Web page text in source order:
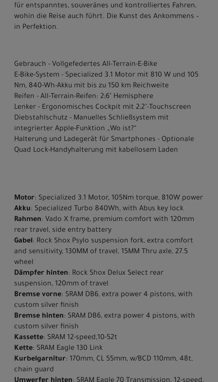
für entspanntes, souveränes und kontrolliertes Fahren,
wohin die Reise auch führt. Die Kunst des Ankommens –
in Perfektion.
Gebrauch - Vollgefedertes All-Terrain-E-Bike
E-Bike-System - Specialized 3.1 Motor mit 810 W und 105
Nm, 840-Wh-Akku mit bis zu 150 km Reichweite
Reifen - All-Terrain-Reifen: 2;6" Hemisphere
Lenker - Ergonomisches Cockpit mit 2;2"-Touchscreen
Diebstahlschutz - Manuelles Schließsystem mit
integrierter Apple-Funktion „Wo ist?“
Halterung und Ladegerät für Smartphones - Optionale
Quad Lock-Handyhalterung mit kabellosem Laden
Motor: Specialized 3.1 Motor, 105Nm torque, 810W power
Akku: Specialized Turbo 840Wh, with Abus key lock
Rahmen: Vado X frame, premium comfort with 120mm
rear travel, side entry battery
Gabel: Rock Shox Psylo suspension fork, extra comfort
and sensitivity, 130MM of travel, 15MM Thru axle, 27.5
wheel
Dämpfer hinten: Rock Shox Delux Select rear
suspension, 120mm of travel
Bremse vorne: SRAM DB6, extra power 4 pistons, with
custom silver finish
Bremse hinten: SRAM DB6, extra power 4 pistons, with
custom silver finish
Kassette: SRAM 12-speed,10-52t
Kette: SRAM Eagle 130 Link
Kurbelgarnitur: 170mm, CL 55mm, w/BCD 110mm, 48t,
chain guard